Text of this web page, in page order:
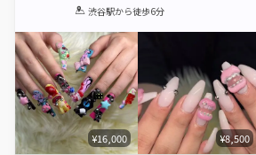
1 2 3 4 5
渋谷駅から徒歩6分
¥16,000 ¥8,500